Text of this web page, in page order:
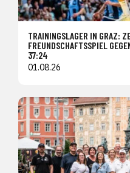
TRAININGSLAGER IN GRAZ:
FREUNDSCHAFTSSPIEL
37:24
01.08.26